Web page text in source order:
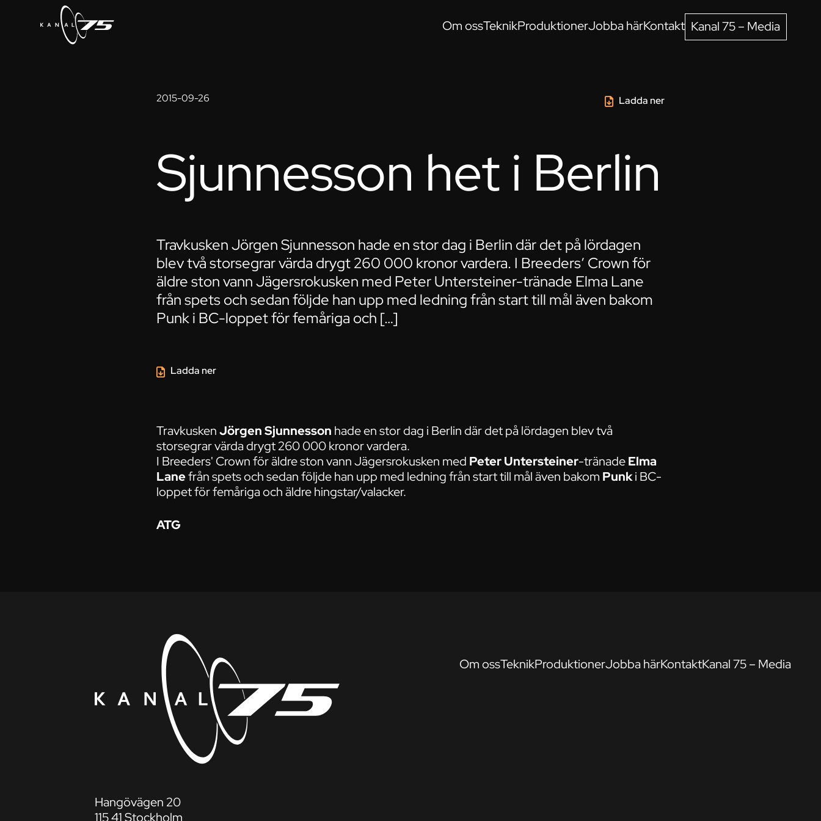
Om ossTeknikProduktionerJobba härKontakt Kanal 75 – Media
2015-09-26 Ladda ner
Sjunnesson het i Berlin
Travkusken Jörgen Sjunnesson hade en stor dag i Berlin där det på lördagen
blev två storsegrar värda drygt 260 000 kronor vardera. I Breeders’ Crown för
äldre ston vann Jägersrokusken med Peter Untersteiner-tränade Elma Lane
från spets och sedan följde han upp med ledning från start till mål även bakom
Punk i BC-loppet för femåriga och […]
TravkuskenJörgen Sjunnesson hade en stor dag i Berlin där det på lördagen blev två
storsegrar värda drygt 260 000 kronor vardera.
I Breeders' Crown för äldre ston vann Jägersrokusken med Peter Untersteiner-tränadeElma
Lanefrån spets och sedan följde han upp med ledning från start till mål även bakom Punki BC-
loppet för femåriga och äldre hingstar/valacker.
Ladda ner
ATG
Hangövägen 20
115 41 Stockholm
Om ossTeknikProduktionerJobba härKontaktKanal 75 – Media